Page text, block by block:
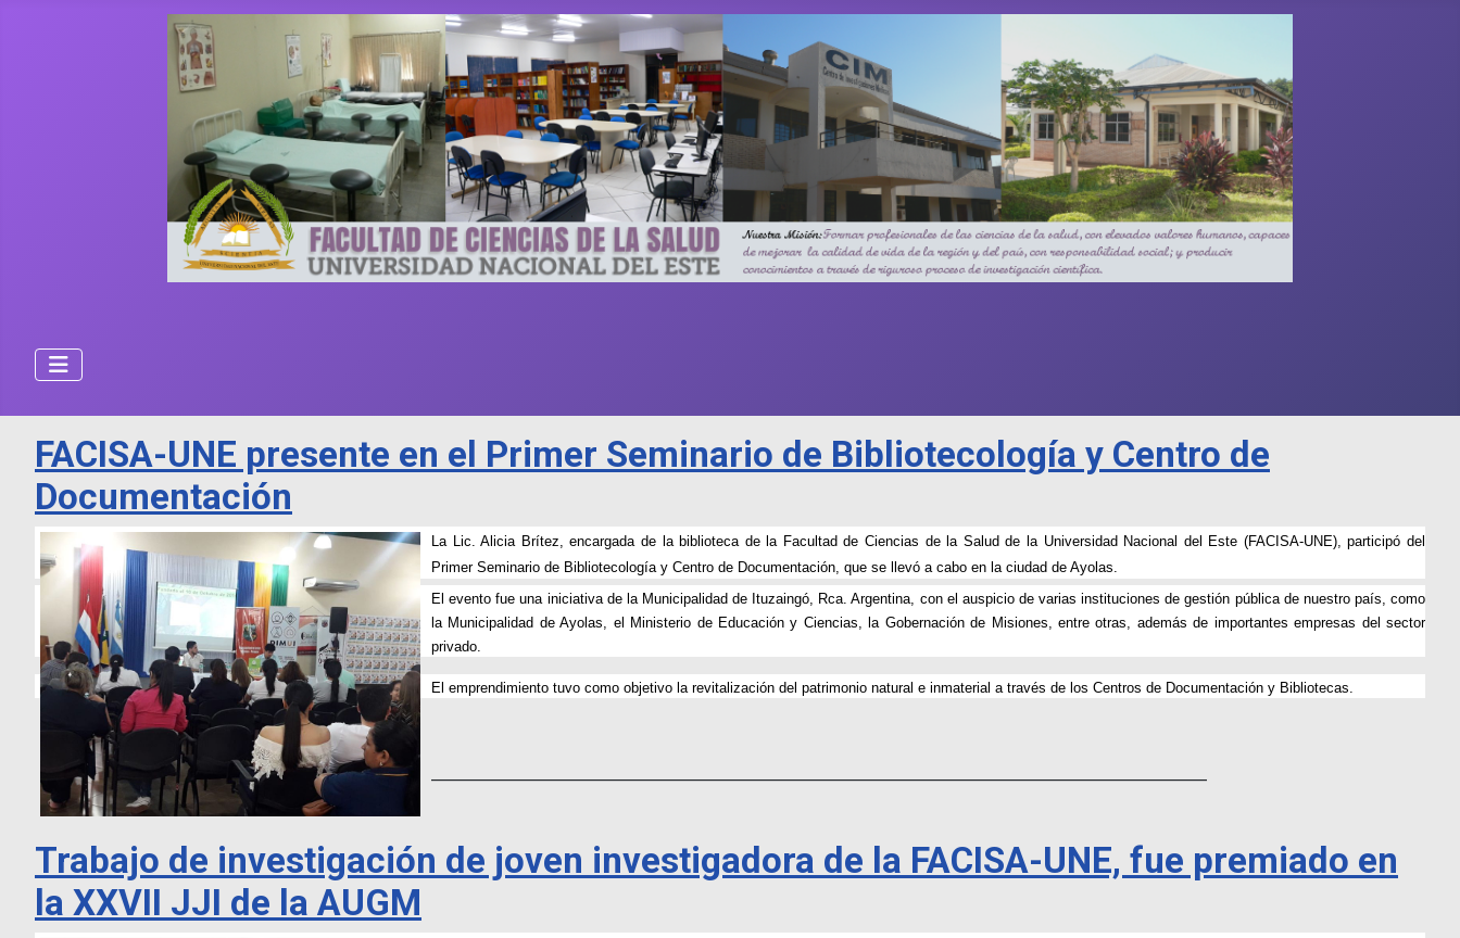
FACISA-UNE presente en el Primer Seminario de Bibliotecología y Centro de
Documentación
La Lic. Alicia Brítez, encargada de la biblioteca de la Facultad de Ciencias de la Salud de la Universidad Nacional del Este (FACISA-UNE), participó del
Primer Seminario de Bibliotecología y Centro de Documentación, que se llevó a cabo en la ciudad de Ayolas.
El evento fue una iniciativa de la Municipalidad de Ituzaingó, Rca. Argentina, con el auspicio de varias instituciones de gestión pública de nuestro país, como
la Municipalidad de Ayolas, el Ministerio de Educación y Ciencias, la Gobernación de Misiones, entre otras, además de importantes empresas del sector
privado.
El emprendimiento tuvo como objetivo la revitalización del patrimonio natural e inmaterial a través de los Centros de Documentación y Bibliotecas.
Trabajo de investigación de joven investigadora de la FACISA-UNE, fue premiado en
la XXVII JJI de la AUGM